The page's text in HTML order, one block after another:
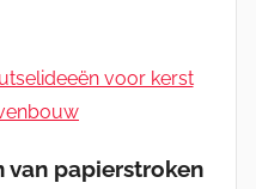
voor kerst
van papierstroken